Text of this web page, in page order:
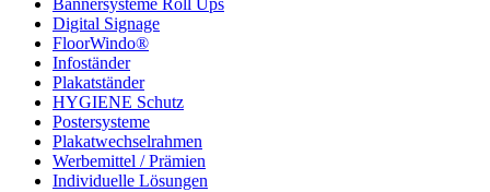
Bannersysteme Roll Ups
Digital Signage
FloorWindo®
Infoständer
Plakatständer
HYGIENE Schutz
Postersysteme
Plakatwechselrahmen
Werbemittel / Prämien
Individuelle Lösungen